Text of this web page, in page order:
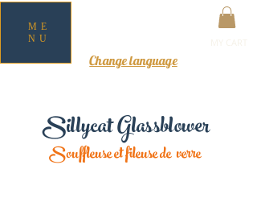
Sillycat Glassblower
Souffleuse et fileuse de verre
ME
NU
Change language